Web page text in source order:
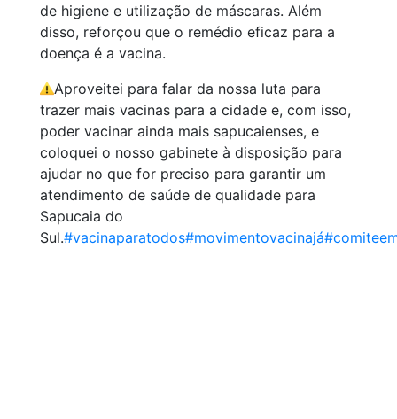
de higiene e utilização de máscaras. Além
disso, reforçou que o remédio eficaz para a
doença é a vacina.
Aproveitei para falar da nossa luta para
trazer mais vacinas para a cidade e, com isso,
poder vacinar ainda mais sapucaienses, e
coloquei o nosso gabinete à disposição para
ajudar no que for preciso para garantir um
atendimento de saúde de qualidade para
Sapucaia do
Sul.#vacinaparatodos#movimentovacinajá